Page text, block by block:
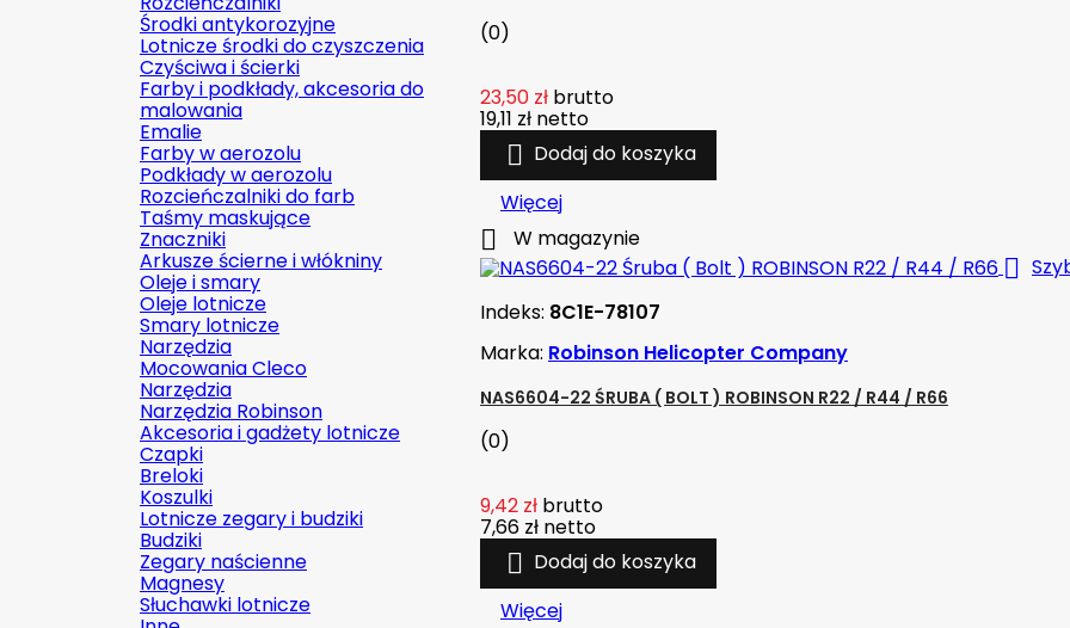
Środki antykorozyjne
Lotnicze środki do czyszczenia
Czyściwa i ścierki
Farby i podkłady, akcesoria do
malowania
Emalie
Farby w aerozolu
Podkłady w aerozolu
Rozcieńczalniki do farb
Taśmy maskujące
Znaczniki
Arkusze ścierne i włókniny
Oleje i smary
Oleje lotnicze
Smary lotnicze
Narzędzia
Mocowania Cleco
Narzędzia
Narzędzia Robinson
Akcesoria i gadżety lotnicze
Czapki
Breloki
Koszulki
Lotnicze zegary i budziki
Budziki
Zegary naścienne
Magnesy
Słuchawki lotnicze
(0)
23,50 zł brutto
19,11 zł netto
 Dodaj do koszyka
Więcej
 W magazynie

Indeks: 8C1E-78107
Marka: Robinson Helicopter Company
NAS6604-22 ŚRUBA ( BOLT ) ROBINSON R22 / R44 / R66
(0)
9,42 zł brutto
7,66 zł netto
 Dodaj do koszyka
Więcej